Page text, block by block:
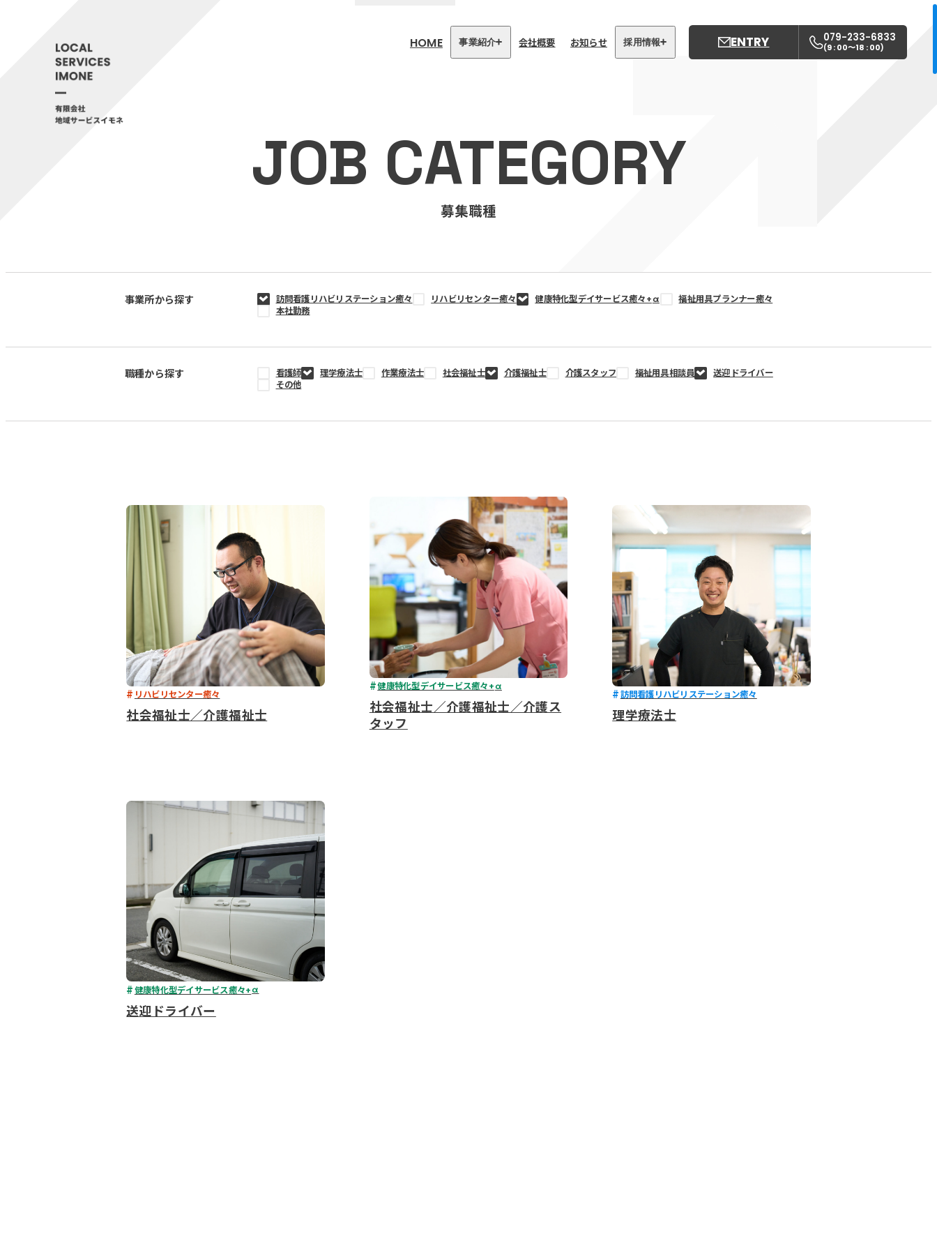
HOME 事業紹介
リハビリセンター癒々
健康特化型デイサービス癒々＋
α
福祉用具プランナー癒々
姫路中央保育園
会社概要 お知らせ 採用情報 ENTRY 079-233-6833
(9 : 00〜18 : 00)
JOB CATEGORY
募集職種
事業所から探す 訪問看護リハビリステーション癒々 リハビリセンター癒々 健康特化型デイサービス癒々+α
福祉用具プランナー癒々
本社勤務
職種から探す 看護師 理学療法士 作業療法士 社会福祉士 介護福祉士 介護スタッフ 福祉用具相談員
送迎ドライバー
その他
リハビリセンター癒々
社会福祉士／介護福祉士
健康特化型デイサービス癒々+α
社会福祉士／介護福祉士／介護ス
タッフ
訪問看護リハビリステーション癒々
理学療法士
健康特化型デイサービス癒々+α
送迎ドライバー